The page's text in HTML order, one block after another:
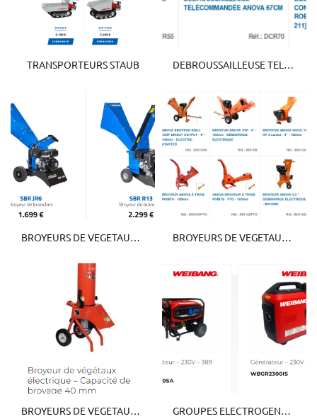
TRANSPORTEURS STAUB DEBROUSSAILLEUSE TELECOMMANDE ANOVA
BROYEURS DE VEGETAUX STAUB BROYEURS DE VEGETAUX ANOVA
BROYEURS DE VEGETAUX WEIBANG GROUPES ELECTROGENES WEIBANG